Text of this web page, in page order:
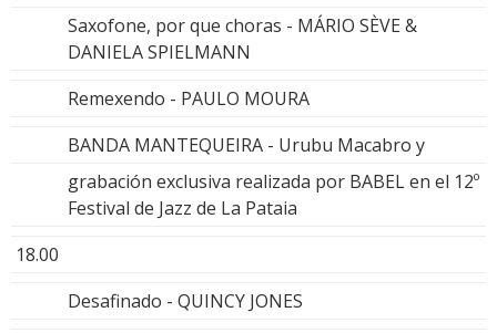
Saxofone, por que choras - MÁRIO SÈVE &
DANIELA SPIELMANN
Remexendo - PAULO MOURA
BANDA MANTEQUEIRA - Urubu Macabro y
grabación exclusiva realizada por BABEL en el 12º
Festival de Jazz de La Pataia
18.00
Desafinado - QUINCY JONES